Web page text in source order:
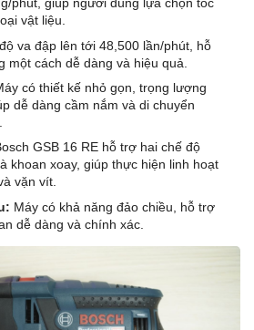
vật liệu.
va đập lên tới 48,500 lần/phút, hỗ
một cách dễ dàng và hiệu quả.
có thiết kế nhỏ gọn, trọng lượng
dễ dàng cầm nắm và di chuyển
GSB 16 RE hỗ trợ hai chế độ
khoan xoay, giúp thực hiện linh hoạt
vặn vít.
Máy có khả năng đảo chiều, hỗ trợ
dễ dàng và chính xác.